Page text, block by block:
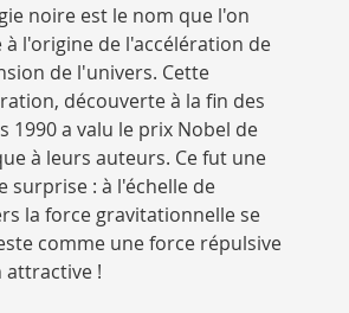
noire est le nom que l'on
à l'origine de l'accélération de
de l'univers. Cette
découverte à la fin des
1990 a valu le prix Nobel de
à leurs auteurs. Ce fut une
surprise : à l'échelle de
la force gravitationnelle se
comme une force répulsive
attractive !